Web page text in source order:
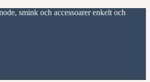
smink och accessoarer enkelt och